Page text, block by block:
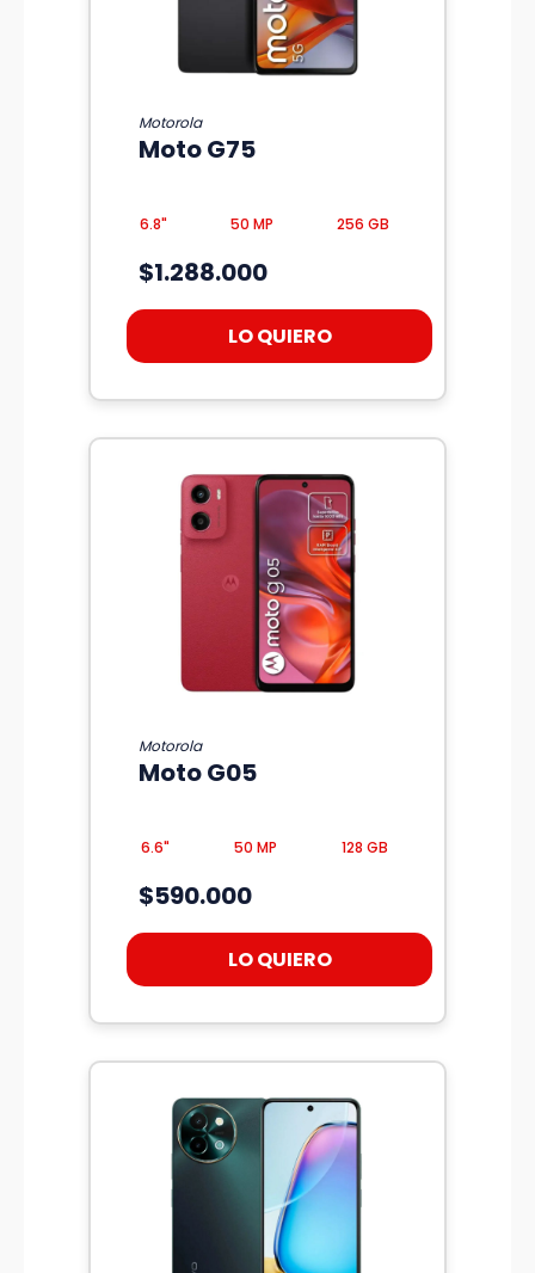
Motorola
Moto G75
6.8" 50 MP 256 GB
$1.288.000
LO QUIERO
Motorola
Moto G05
6.6" 50 MP 128 GB
$590.000
LO QUIERO